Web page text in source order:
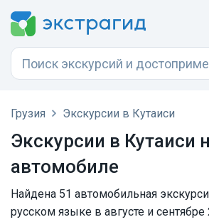
Грузия Экскурсии в Кутаиси
Экскурсии в Кутаиси
автомобиле
Найдена 51 автомобильная
русском языке в августе и